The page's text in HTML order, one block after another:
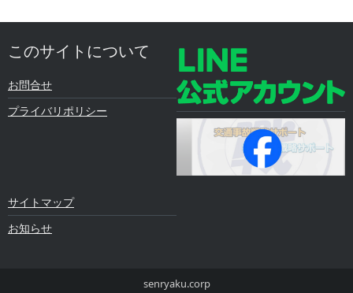
このサイトについて
お問合せ
プライバリポリシー
サイトマップ
お知らせ
senryaku.corp